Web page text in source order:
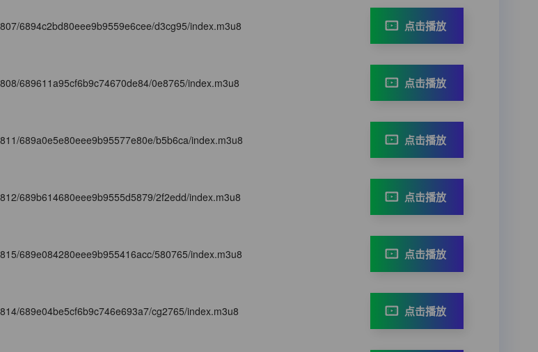
6894c2bd80eee9b9559e6cee/d3cg95/index.m3u8 点击播放
689611a95cf6b9c74670de84/0e8765/index.m3u8 点击播放
689a0e5e80eee9b95577e80e/b5b6ca/index.m3u8 点击播放
689b614680eee9b9555d5879/2f2edd/index.m3u8 点击播放
689e084280eee9b955416acc/580765/index.m3u8 点击播放
689e04be5cf6b9c746e693a7/cg2765/index.m3u8 点击播放